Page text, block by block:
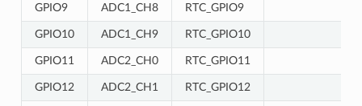
GPIO9 ADC1_CH8 RTC_GPIO9
GPIO10 ADC1_CH9 RTC_GPIO10
GPIO11 ADC2_CH0 RTC_GPIO11
GPIO12 ADC2_CH1 RTC_GPIO12